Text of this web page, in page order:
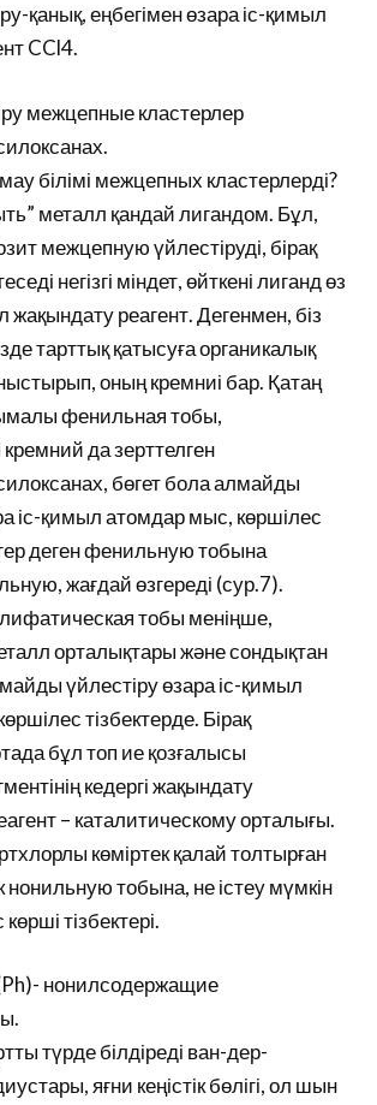
қанық, еңбегімен өзара іс-қимыл
CCl4.
межцепные кластерлер
білімі межцепных кластерлерді?
металл қандай лигандом. Бұл,
межцепную үйлестіруді, бірақ
негізгі міндет, өйткені лиганд өз
жақындату реагент. Дегенмен, біз
тарттық қатысуға органикалық
оның кремниі бар. Қатаң
фенильная тобы,
да зерттелген
бөгет бола алмайды
іс-қимыл атомдар мыс, көршілес
деген фенильную тобына
жағдай өзгереді (сур.7).
тобы меніңше,
орталықтары және сондықтан
үйлестіру өзара іс-қимыл
тізбектерде. Бірақ
бұл топ ие қозғалысы
кедергі жақындату
– каталитическому орталығы.
көміртек қалай толтырған
нонильную тобына, не істеу мүмкін
тізбектері.
нонилсодержащие
түрде білдіреді ван-дер-
яғни кеңістік бөлігі, ол шын